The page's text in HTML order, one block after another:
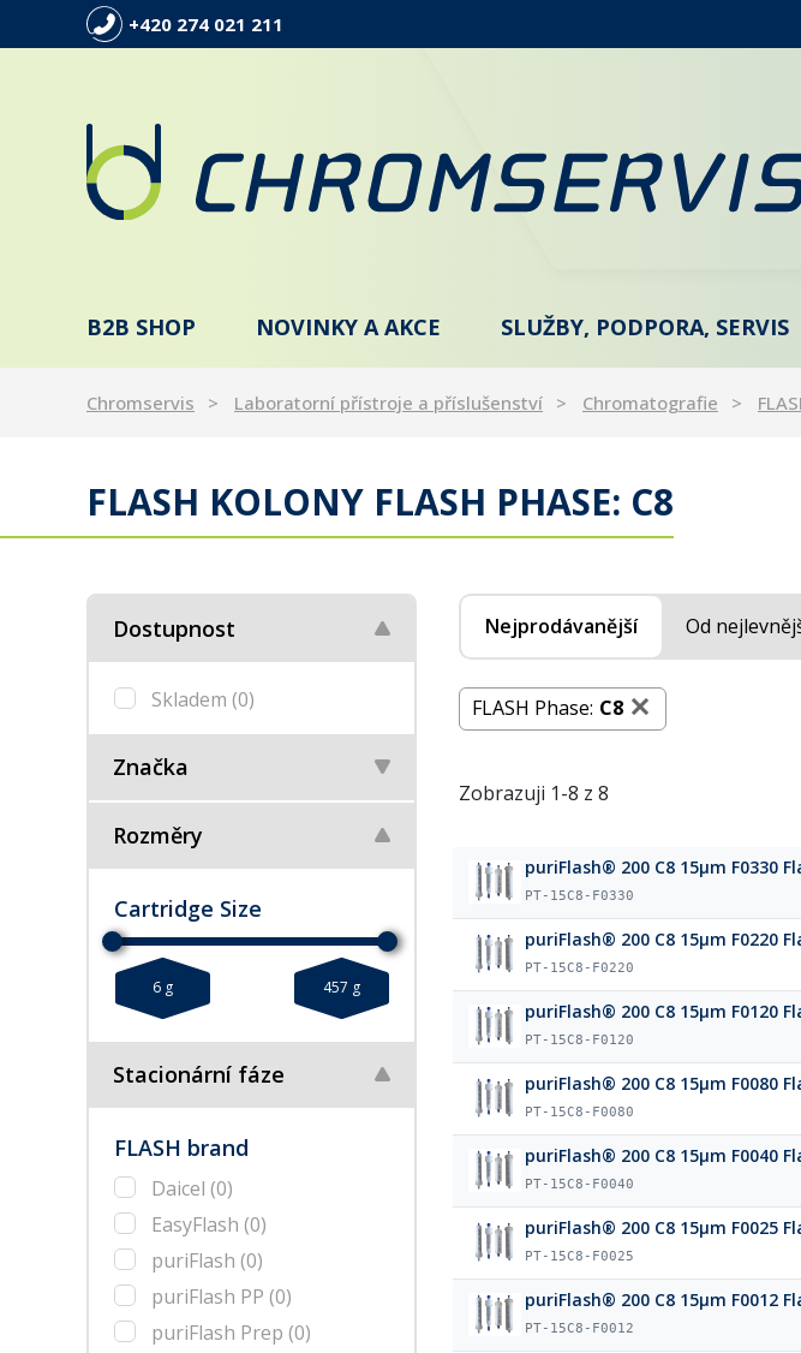
+420 274 021 211
B2B SHOP NOVINKY A AKCE SLUŽBY, PODPORA, SERVIS
Chromservis Laboratorní přístroje a příslušenství Chromatografie
FLASH KOLONY FLASH PHASE: C8
Dostupnost
Skladem (0)
Značka
Rozměry
Cartridge Size
6 g 457 g
Stacionární fáze
FLASH brand
Daicel (0)
EasyFlash (0)
puriFlash (0)
puriFlash PP (0)
puriFlash Prep (0)
Nejprodávanější Od
FLASH Phase: C8
Zobrazuji 1-8 z 8
puriFlash® 200 C8 15µm F0330
PT-15C8-F0330
puriFlash® 200 C8 15µm F0220
PT-15C8-F0220
puriFlash® 200 C8 15µm F0120
PT-15C8-F0120
puriFlash® 200 C8 15µm F0080
PT-15C8-F0080
puriFlash® 200 C8 15µm F0040
PT-15C8-F0040
puriFlash® 200 C8 15µm F0025
PT-15C8-F0025
puriFlash® 200 C8 15µm F0012
PT-15C8-F0012